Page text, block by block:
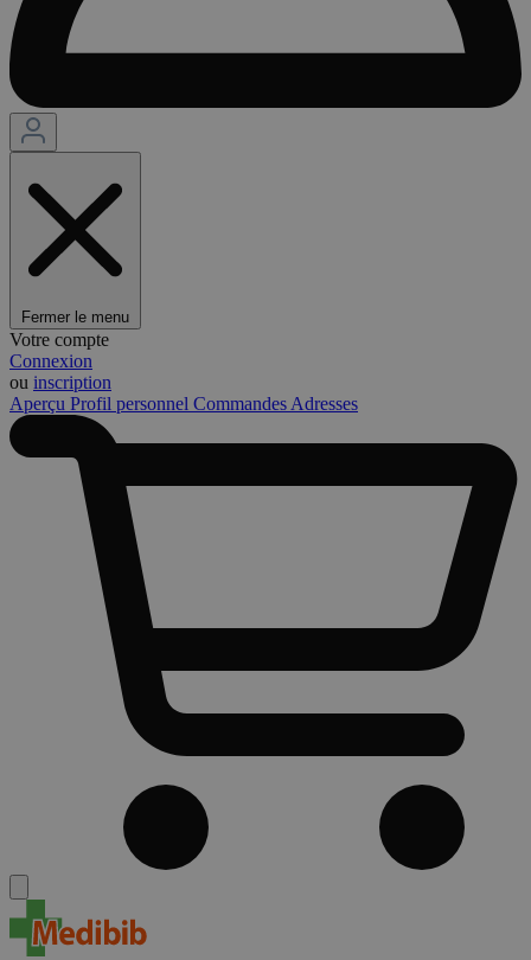
Fermer le menu
Votre compte
Connexion
ou inscription
Aperçu Profil personnel Commandes Adresses